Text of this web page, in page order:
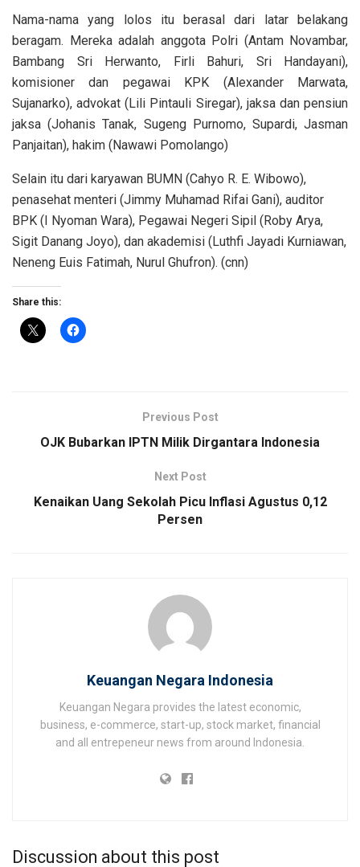
Nama-nama yang lolos itu berasal dari latar belakang
beragam. Mereka adalah anggota Polri (Antam Novambar,
Bambang Sri Herwanto, Firli Bahuri, Sri Handayani),
komisioner dan pegawai KPK (Alexander Marwata,
Sujanarko), advokat (Lili Pintauli Siregar), jaksa dan pensiun
jaksa (Johanis Tanak, Sugeng Purnomo, Supardi, Jasman
Panjaitan), hakim (Nawawi Pomolango)
Selain itu dari karyawan BUMN (Cahyo R. E. Wibowo),
penasehat menteri (Jimmy Muhamad Rifai Gani), auditor
BPK (I Nyoman Wara), Pegawai Negeri Sipil (Roby Arya,
Sigit Danang Joyo), dan akademisi (Luthfi Jayadi Kurniawan,
Neneng Euis Fatimah, Nurul Ghufron). (cnn)
Share this:
Previous Post
OJK Bubarkan IPTN Milik Dirgantara Indonesia
Next Post
Kenaikan Uang Sekolah Picu Inflasi Agustus 0,12
Persen
Keuangan Negara Indonesia
Keuangan Negara provides the latest economic,
business, e-commerce, start-up, stock market, financial
and all entrepeneur news from around Indonesia.
Discussion about this post